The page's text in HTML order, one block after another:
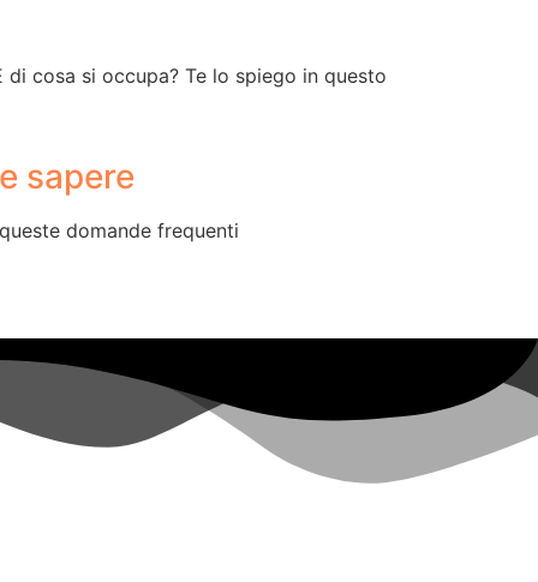
cosa si occupa? Te lo spiego in questo
sapere
domande frequenti